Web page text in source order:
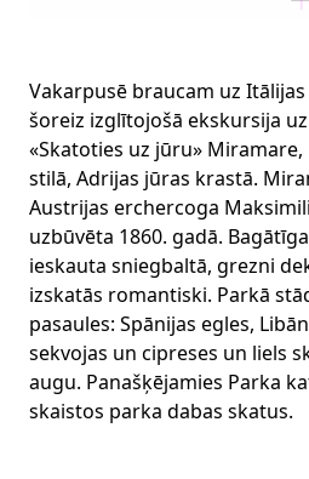
Vakarpusē braucam uz
šoreiz izglītojošā ekskursija
«Skatoties uz jūru»
stilā, Adrijas jūras krastā.
Austrijas erchercoga
uzbūvēta 1860. gadā.
ieskauta sniegbaltā, grezni
izskatās romantiski. Parkā
pasaules: Spānijas egles,
sekvojas un cipreses un liels
augu. Panašķējamies Parka
skaistos parka dabas skatus.